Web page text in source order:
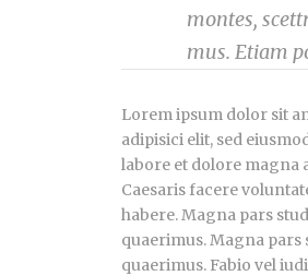
montes,
mus. Etiam
Lorem ipsum dolor sit
adipisici elit, sed
labore et dolore magna
Caesaris facere
habere. Magna pars
quaerimus. Magna
quaerimus. Fabio vel